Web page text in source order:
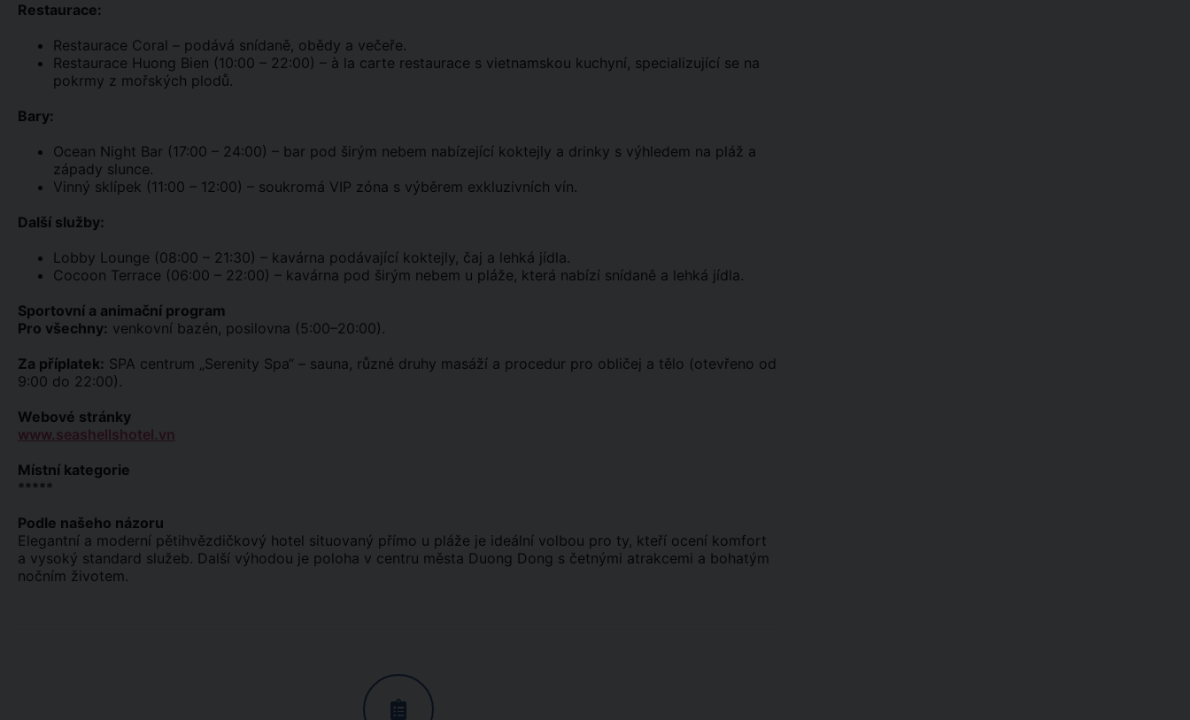
Restaurace:
Restaurace Coral – podává snídaně, obědy a večeře.
Restaurace Huong Bien (10:00 – 22:00) – à la carte restaurace s vietnamskou kuchyní, specializující se na
pokrmy z mořských plodů.
Bary:
Ocean Night Bar (17:00 – 24:00) – bar pod širým nebem nabízející koktejly a drinky s výhledem na pláž a
západy slunce.
Vinný sklípek (11:00 – 12:00) – soukromá VIP zóna s výběrem exkluzivních vín.
Další služby:
Lobby Lounge (08:00 – 21:30) – kavárna podávající koktejly, čaj a lehká jídla.
Cocoon Terrace (06:00 – 22:00) – kavárna pod širým nebem u pláže, která nabízí snídaně a lehká jídla.
Sportovní a animační program
Pro všechny: venkovní bazén, posilovna (5:00–20:00).
Za příplatek: SPA centrum „Serenity Spa“ – sauna, různé druhy masáží a procedur pro obličej a tělo (otevřeno od
9:00 do 22:00).
Webové stránky
www.seashellshotel.vn
Místní kategorie
*****
Podle našeho názoru
Elegantní a moderní pětihvězdičkový hotel situovaný přímo u pláže je ideální volbou pro ty, kteří ocení komfort
a vysoký standard služeb. Další výhodou je poloha v centru města Duong Dong s četnými atrakcemi a bohatým
nočním životem.